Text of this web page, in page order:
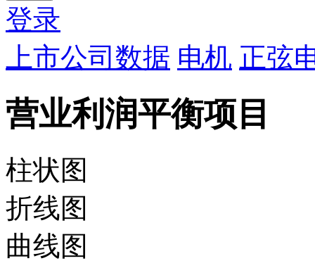
登录
上市公司数据 电机 正弦
营业利润平衡项目
柱状图
折线图
曲线图